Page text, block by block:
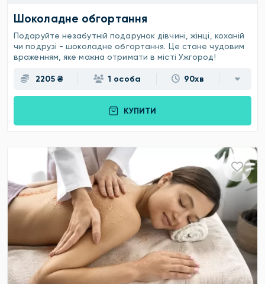
Шоколадне обгортання
Подаруйте незабутній подарунок дівчині, жінці, коханій
чи подрузі - шоколадне обгортання. Це стане чудовим
враженням, яке можна отримати в місті Ужгород!
2205 ₴ 1 особа 90хв
КУПИТИ